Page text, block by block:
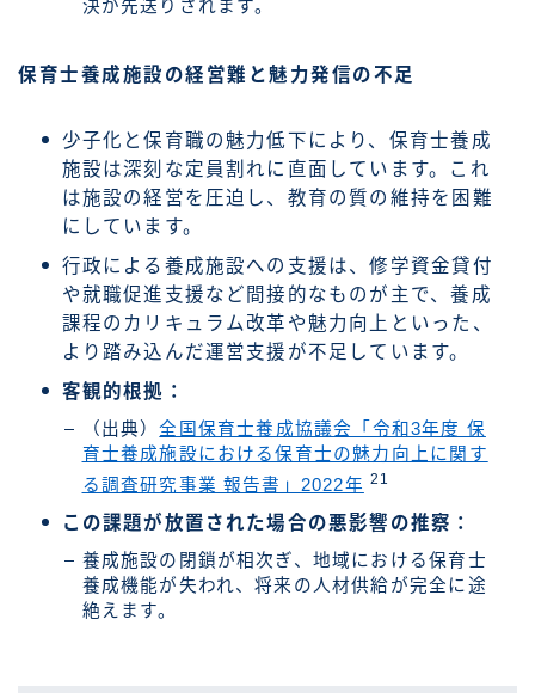
決が先送りされます。
保育士養成施設の経営難と魅力発信の不足
少子化と保育職の魅力低下により、保育士養成
施設は深刻な定員割れに直面しています。これ
は施設の経営を圧迫し、教育の質の維持を困難
にしています。
行政による養成施設への支援は、修学資金貸付
や就職促進支援など間接的なものが主で、養成
課程のカリキュラム改革や魅力向上といった、
より踏み込んだ運営支援が不足しています。
客観的根拠：
（出典）全国保育士養成協議会「令和3年度 保
育士養成施設における保育士の魅力向上に関す
る調査研究事業 報告書」2022年 21
この課題が放置された場合の悪影響の推察：
養成施設の閉鎖が相次ぎ、地域における保育士
養成機能が失われ、将来の人材供給が完全に途
絶えます。